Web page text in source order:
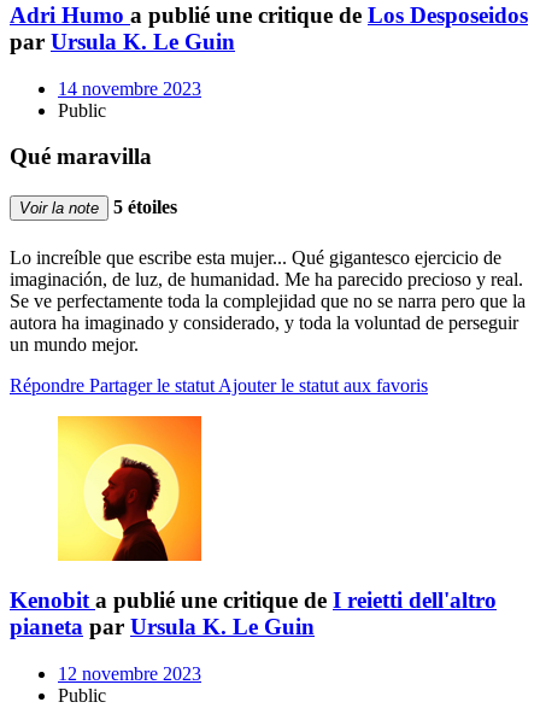
Adri Humo a publié une critique de Los Desposeidos
par Ursula K. Le Guin
14 novembre 2023
Public
Qué maravilla
Voir la note 5 étoiles
Lo increíble que escribe esta mujer... Qué gigantesco ejercicio de
imaginación, de luz, de humanidad. Me ha parecido precioso y real.
Se ve perfectamente toda la complejidad que no se narra pero que la
autora ha imaginado y considerado, y toda la voluntad de perseguir
un mundo mejor.
Répondre Partager le statut Ajouter le statut aux favoris
Kenobit a publié une critique de I reietti dell'altro
pianeta par Ursula K. Le Guin
12 novembre 2023
Public